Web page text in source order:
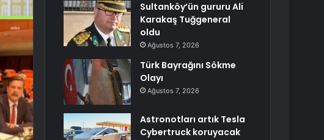
Sultanköy’ün gururu Ali
Karakaş Tuğgeneral
oldu
Ağustos 7, 2026
Türk Bayrağını Sökme
Olayı
Ağustos 7, 2026
Astronotları artık Tesla
Cybertruck koruyacak